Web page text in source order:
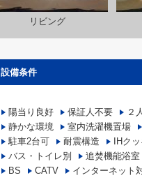
リビング
設備条件
陽当り良好 保証人不要 ２
静かな環境
室内洗濯機置場
駐車2台可
耐震構造 IHク
バス・トイレ別
追焚機能浴室
BS
CATV インターネット